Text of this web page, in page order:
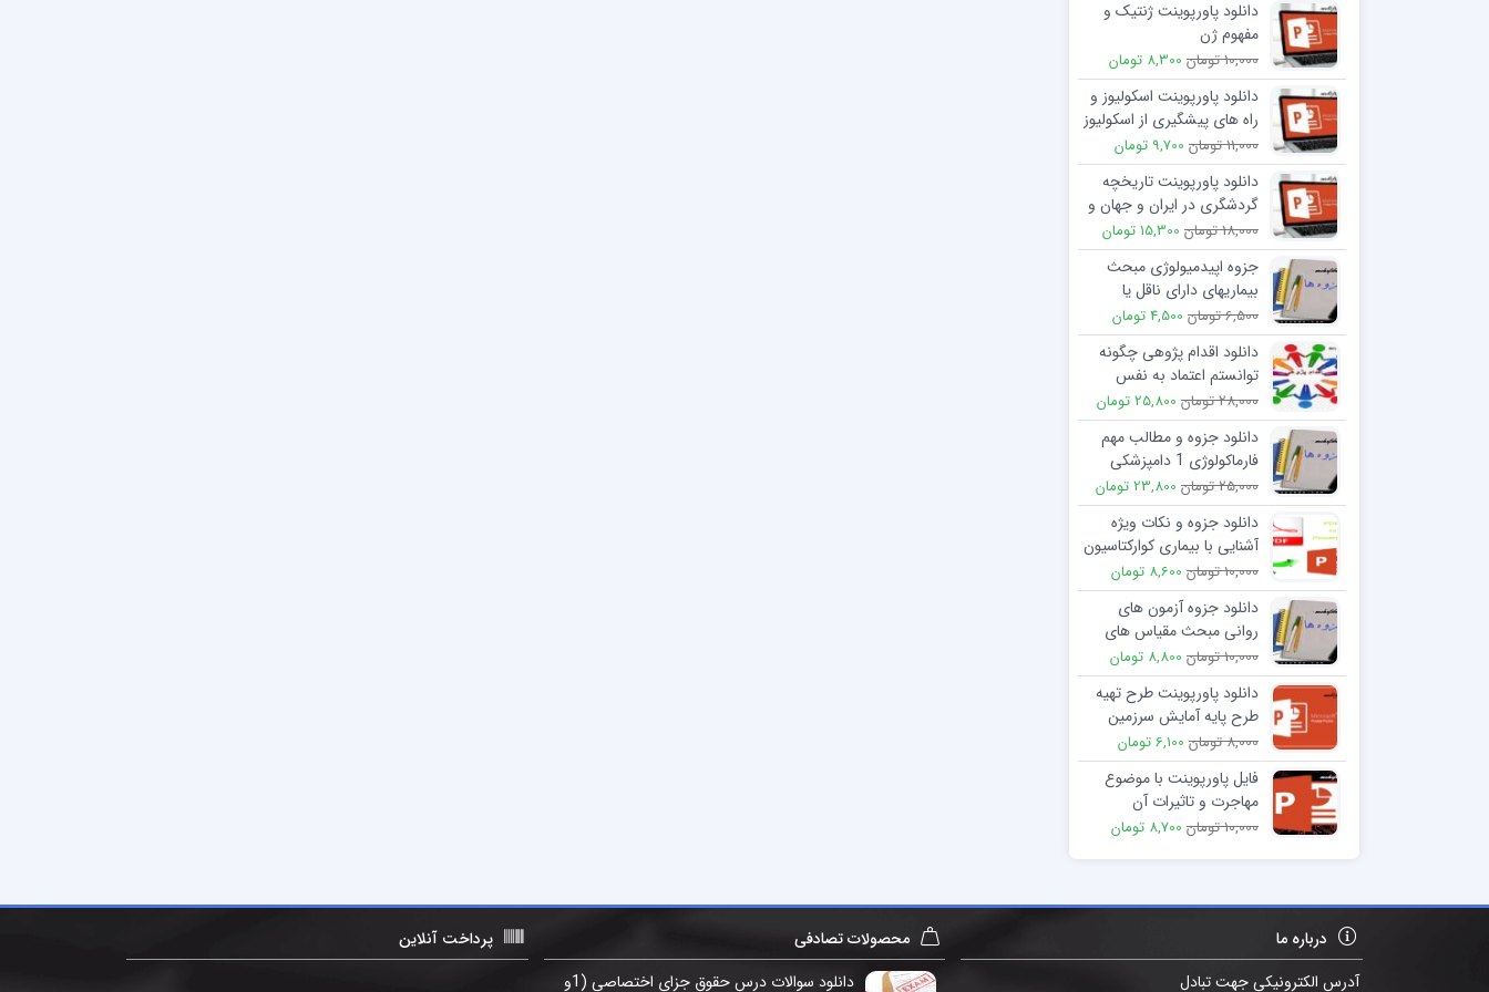
دانلود پاورپوینت ژنتیک و
مفهوم ژن
10,000 تومان 8,300 تومان
دانلود پاورپوینت اسکولیوز و
راه های پیشگیری از اسکولیوز
11,000 تومان 9,700 تومان
دانلود پاورپوینت تاریخچه
گردشگری در ایران و جهان و
نظریه های آن
18,000 تومان 15,300 تومان
جزوه اپیدمیولوژی مبحث
بیماریهای دارای ناقل یا
مخزن استاد دکتر صداقت
6,500 تومان 4,500 تومان
دانلود اقدام پژوهی چگونه
توانستم اعتماد به نفس
دانش آموز پایه اول را بالا
ببرم
28,000 تومان 25,800 تومان
دانلود جزوه و مطالب مهم
فارماکولوژی 1 دامپزشکی
دکتر خیاط
25,000 تومان 23,800 تومان
دانلود جزوه و نکات ویژه
آشنایی با بیماری کوارکتاسیون
آئورت و روش های جراحی
آن
10,000 تومان 8,600 تومان
دانلود جزوه آزمون های
روانی مبحث مقیاس های
هوشی وکسلر
10,000 تومان 8,800 تومان
دانلود پاورپوینت طرح تهیه
طرح پایه آمایش سرزمین
8,000 تومان 6,100 تومان
فایل پاورپوینت با موضوع
مهاجرت و تاثیرات آن
10,000 تومان 8,700 تومان
درباره ما
آدرس الکترونیکی جهت تبادل
محصولات تصادفی
دانلود سوالات درس حقوق جزای اختصاصی (1و
پرداخت آنلاین